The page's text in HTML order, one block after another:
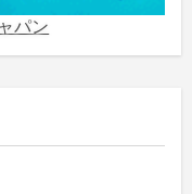
(1)
パン